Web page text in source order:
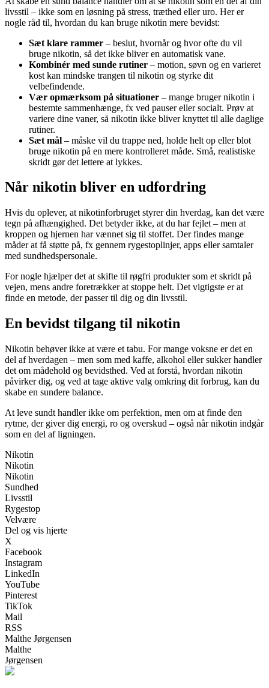
livsstil – ikke som en løsning på stress, træthed eller uro. Her er
nogle råd til, hvordan du kan bruge nikotin mere bevidst:
Sæt klare rammer – beslut, hvornår og hvor ofte du vil
bruge nikotin, så det ikke bliver en automatisk vane.
Kombinér med sunde rutiner – motion, søvn og en varieret
kost kan mindske trangen til nikotin og styrke dit
velbefindende.
Vær opmærksom på situationer – mange bruger nikotin i
bestemte sammenhænge, fx ved pauser eller socialt. Prøv at
variere dine vaner, så nikotin ikke bliver knyttet til alle daglige
rutiner.
Sæt mål – måske vil du trappe ned, holde helt op eller blot
bruge nikotin på en mere kontrolleret måde. Små, realistiske
skridt gør det lettere at lykkes.
Når nikotin bliver en udfordring
Hvis du oplever, at nikotinforbruget styrer din hverdag, kan det være
tegn på afhængighed. Det betyder ikke, at du har fejlet – men at
kroppen og hjernen har vænnet sig til stoffet. Der findes mange
måder at få støtte på, fx gennem rygestoplinjer, apps eller samtaler
med sundhedspersonale.
For nogle hjælper det at skifte til røgfri produkter som et skridt på
vejen, mens andre foretrækker at stoppe helt. Det vigtigste er at
finde en metode, der passer til dig og din livsstil.
En bevidst tilgang til nikotin
Nikotin behøver ikke at være et tabu. For mange voksne er det en
del af hverdagen – men som med kaffe, alkohol eller sukker handler
det om mådehold og bevidsthed. Ved at forstå, hvordan nikotin
påvirker dig, og ved at tage aktive valg omkring dit forbrug, kan du
skabe en sundere balance.
At leve sundt handler ikke om perfektion, men om at finde den
rytme, der giver dig energi, ro og overskud – også når nikotin indgår
som en del af ligningen.
Nikotin
Nikotin
Nikotin
Sundhed
Livsstil
Rygestop
Velvære
Del og vis hjerte
X
Facebook
Instagram
LinkedIn
YouTube
Pinterest
TikTok
Mail
RSS
Malthe Jørgensen
Malthe
Jørgensen